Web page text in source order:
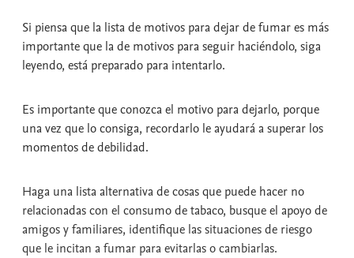
Si piensa que la lista de motivos para dejar de fumar es más
importante que la de motivos para seguir haciéndolo, siga
leyendo, está preparado para intentarlo.
Es importante que conozca el motivo para dejarlo, porque
una vez que lo consiga, recordarlo le ayudará a superar los
momentos de debilidad.
Haga una lista alternativa de cosas que puede hacer no
relacionadas con el consumo de tabaco, busque el apoyo de
amigos y familiares, identifique las situaciones de riesgo
que le incitan a fumar para evitarlas o cambiarlas.